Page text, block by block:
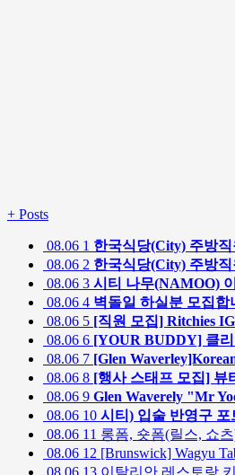
+ Posts
08.06 1 한국식당(City) 주방
08.06 2 한국식당(City) 주방
08.06 3 시티 나무(NAMOO)
08.06 4 벽돌일 하실분 모집합
08.06 5 [직원 모집] Ritchies
08.06 6 [YOUR BUDDY] 클
08.06 7 [Glen
08.06 8 [행사 스태프 모집] 뷰
08.06 9 Glen Waverely "Mr
08.06 10 시티) 입술 반영구
08.06 11 롱폼, 숏폼(릴스, 쇼
08.06 12 [Brunswick] Wagyu